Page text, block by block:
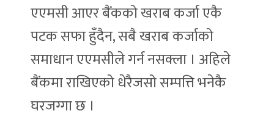
एएमसी आएर बैंकको खराब कर्जा एकै
पटक सफा हुँदैन, सबै खराब कर्जाको
समाधान एएमसीले गर्न नसक्ला । अहिले
बैंकमा राखिएको धेरैजसो सम्पत्ति भनेकै
घरजग्गा छ ।